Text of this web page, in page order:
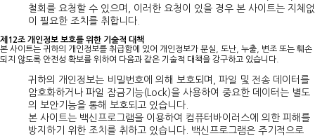
철회를 요청할 수 있으며, 이러한 요청이 있을 경우 본 사이트는 지체없
이 필요한 조치를 취합니다.
제12조 개인정보 보호를 위한 기술적 대책
본 사이트는 귀하의 개인정보를 취급함에 있어 개인정보가 분실, 도난, 누출, 변조 또는 훼손
되지 않도록 안전성 확보를 위하여 다음과 같은 기술적 대책을 강구하고 있습니다.
귀하의 개인정보는 비밀번호에 의해 보호되며, 파일 및 전송 데이터를
암호화하거나 파일 잠금기능(Lock)을 사용하여 중요한 데이터는 별도
의 보안기능을 통해 보호되고 있습니다.
본 사이트는 백신프로그램을 이용하여 컴퓨터바이러스에 의한 피해를
방지하기 위한 조치를 취하고 있습니다. 백신프로그램은 주기적으로